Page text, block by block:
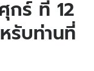
กร์ ที่ 12
รับท่านที่